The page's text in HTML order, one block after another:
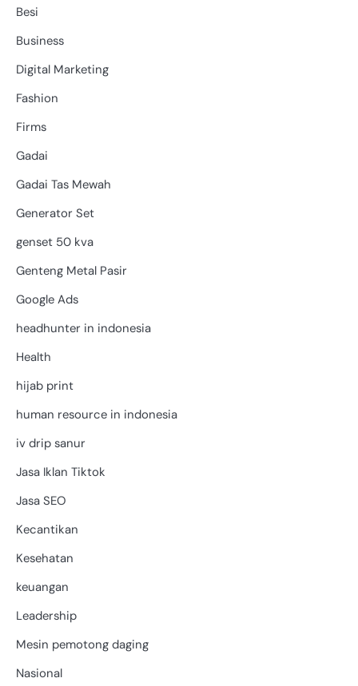
Besi
Business
Digital Marketing
Fashion
Firms
Gadai
Gadai Tas Mewah
Generator Set
genset 50 kva
Genteng Metal Pasir
Google Ads
headhunter in indonesia
Health
hijab print
human resource in indonesia
iv drip sanur
Jasa Iklan Tiktok
Jasa SEO
Kecantikan
Kesehatan
keuangan
Leadership
Mesin pemotong daging
Nasional